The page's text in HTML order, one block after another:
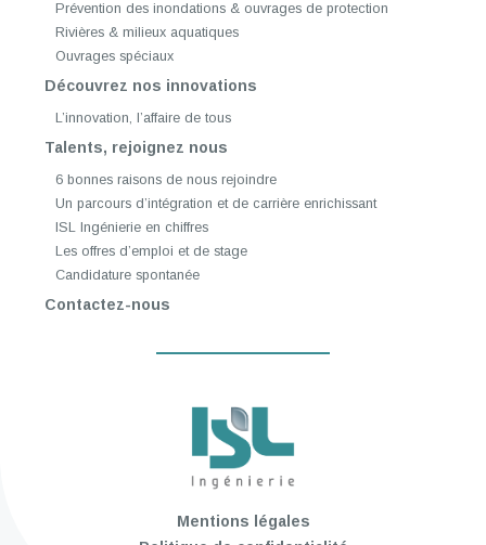
Prévention des inondations & ouvrages de protection
Rivières & milieux aquatiques
Ouvrages spéciaux
Découvrez nos innovations
L’innovation, l’affaire de tous
Talents, rejoignez nous
6 bonnes raisons de nous rejoindre
Un parcours d’intégration et de carrière enrichissant
ISL Ingénierie en chiffres
Les offres d’emploi et de stage
Candidature spontanée
Contactez-nous
Mentions légales